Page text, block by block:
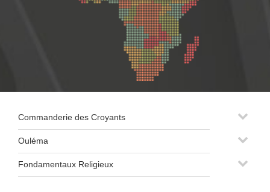
Commanderie des Croyants
Ouléma
Fondamentaux Religieux